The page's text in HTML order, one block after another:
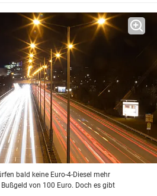
bald keine Euro-4-Diesel mehr
von 100 Euro. Doch es gibt